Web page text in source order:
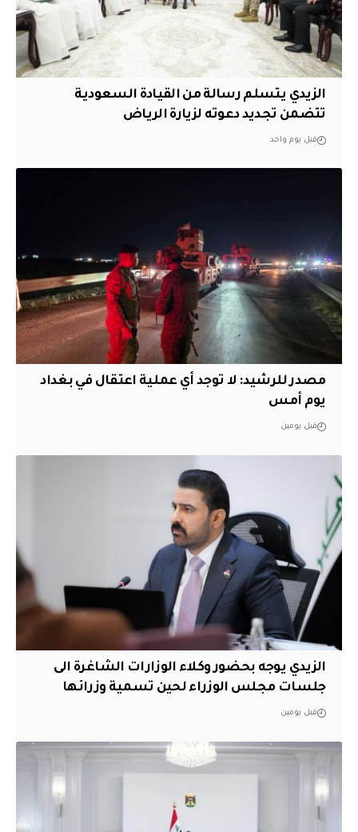
الزيدي يتسلم رسالة من القيادة السعودية
تتضمن تجديد دعوته لزيارة الرياض
قبل يوم واحد
مصدر للرشيد: لا توجد أي عملية اعتقال في بغداد
يوم أمس
قبل يومين
الزيدي يوجه بحضور وكلاء الوزارات الشاغرة الى
جلسات مجلس الوزراء لحين تسمية وزرائها
قبل يومين